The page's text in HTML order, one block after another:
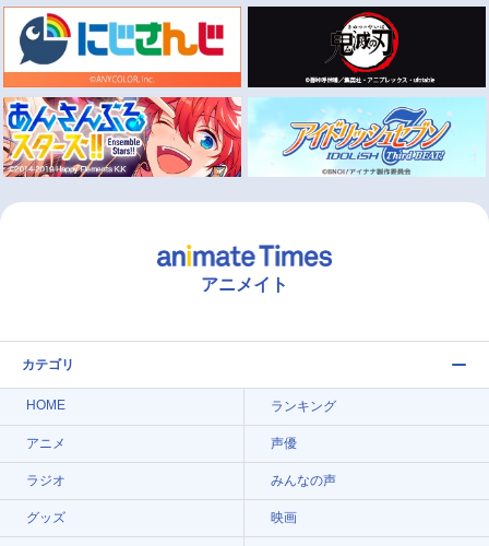
アニメイト
カテゴリ
HOME ランキング
アニメ 声優
ラジオ みんなの声
グッズ 映画